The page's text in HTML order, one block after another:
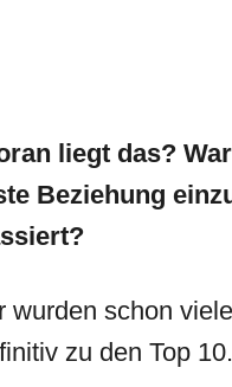
liegt das?
Beziehung
wurden schon
zu den Top